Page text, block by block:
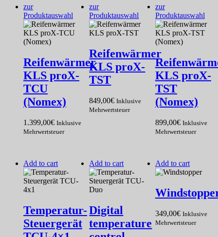
zur
Produktauswahl
Reifenwärmer
KLS proX-
TCU
(Nomex)
1.399,00€ Inklusive
Mehrwertsteuer
zur
Produktauswahl
Reifenwärmer
KLS proX-
TST
849,00€ Inklusive
Mehrwertsteuer
zur
Produktauswahl
KLS proX-
TST
(Nomex)
899,00€ Inklusive
Mehrwertsteuer
Add to cart
Temperatur-
Steuergerät
Add to cart
Digital
temperature
Add to cart
349,00€ Inklusive
Mehrwertsteuer